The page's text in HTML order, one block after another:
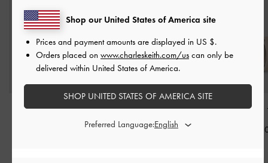
Tas Bahu Elongated-
Oat
Tas Top Handle Noane-
Oat
Tote Bag Calla
Shop our United States of America site
Prices and payment amounts are displayed in US $.
Orders placed on www.charleskeith.com/us can only be
delivered within United States of America.
SHOP UNITED STATES OF AMERICA SITE
Preferred Language: